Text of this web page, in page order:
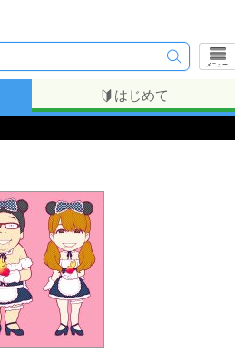
メニュー
はじめて